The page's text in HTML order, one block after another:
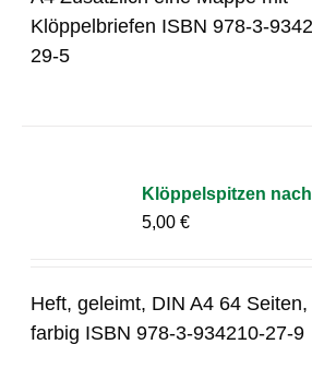
Klöppelbriefen ISBN 978-3-
29-5
Klöppelspitzen
5,00€
Heft, geleimt, DIN A4 64 Seiten,
farbig ISBN 978-3-934210-27-9